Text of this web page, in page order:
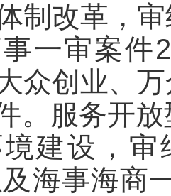
制改革，
一审案件
众创业、
。服务开
建设，
海事海商